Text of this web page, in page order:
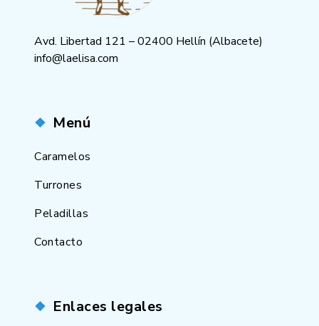
Avd. Libertad 121 – 02400 Hellín (Albacete)
info@laelisa.com
Menú
Caramelos
Turrones
Peladillas
Contacto
Enlaces legales